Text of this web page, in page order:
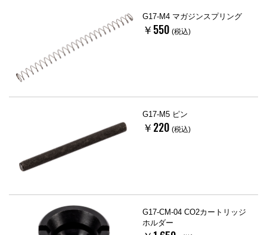
G17-M4 マガジンスプリング
￥550 (税込)
G17-M5 ピン
￥220 (税込)
G17-CM-04 CO2カートリッジ
ホルダー